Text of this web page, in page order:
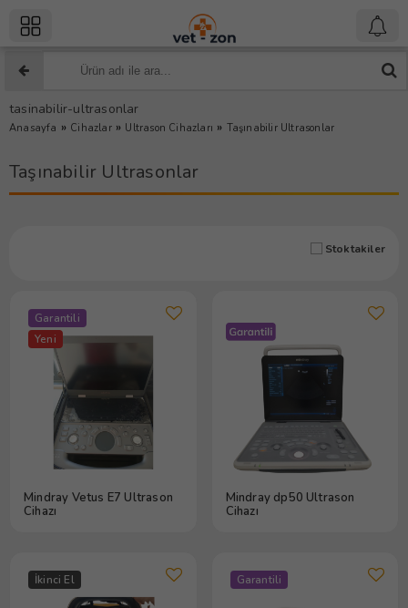
tasinabilir-ultrasonlar
Anasayfa » Cihazlar » Ultrason Cihazları » Taşınabilir Ultrasonlar
Taşınabilir Ultrasonlar
Stoktakiler
Garantili
Yeni
Mindray Vetus E7 Ultrason
Cihazı
Mindray dp50 Ultrason
Cihazı
İkinci El Garantili